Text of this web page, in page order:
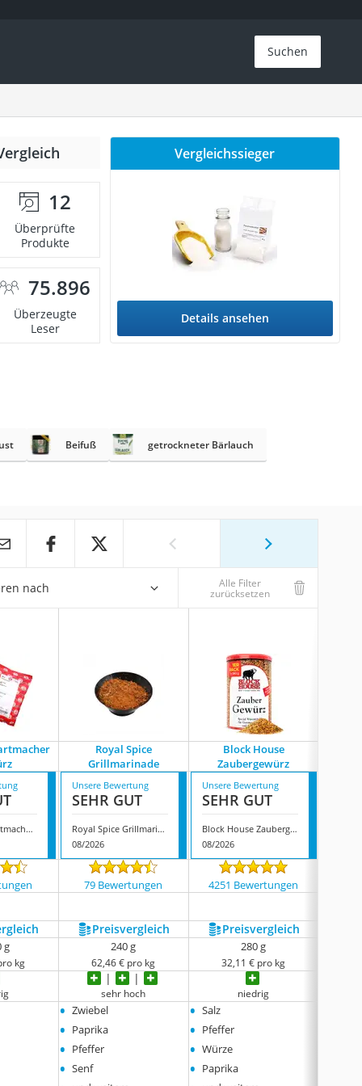
Suchen
12
Überprüfte
Produkte
75.896
Überzeugte
Leser
Vergleichssieger
Details ansehen
Beifuß getrockneter Bärlauch
nach Alle Filter
zurücksetzen
Royal Spice
Grillmarinade
Block House
Zaubergewürz
Avo Fleischzartmacher Gewürz
Unsere Bewertung
SEHR GUT
Royal Spice Grillmarinade
08/2026
Unsere Bewertung
SEHR GUT
Block House Zaubergewürz
08/2026
79 Bewertungen 4251 Bewertungen
Preis­vergleich Preis­vergleich
g
kg
240 g
62,46 € pro kg
280 g
32,11 € pro kg
sehr hoch niedrig
• Zwiebel
• Paprika
• Pfeffer
• Senf
• Salz
• Pfeffer
• Würze
• Paprika